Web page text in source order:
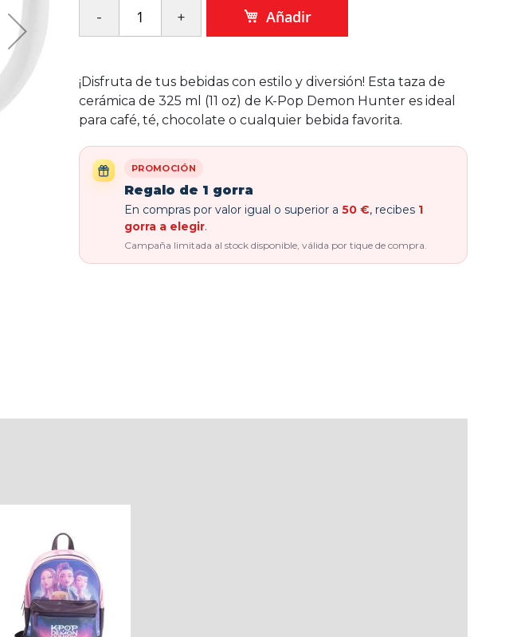
Añadir
¡Disfruta de tus bebidas con estilo y diversión! Esta taza de
cerámica de 325 ml (11 oz) de K-Pop Demon Hunter es ideal
para café, té, chocolate o cualquier bebida favorita.
PROMOCIÓN
Regalo de 1 gorra
En compras por valor igual o superior a 50 €, recibes 1
gorra a elegir.
Campaña limitada al stock disponible, válida por tique de compra.